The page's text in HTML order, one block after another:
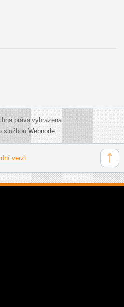
práva vyhrazena.
službouWebnode
verzi